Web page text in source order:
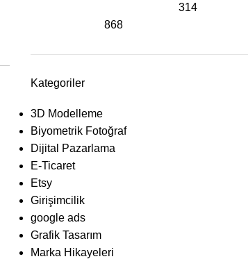
868
314
Kategoriler
3D Modelleme
Biyometrik Fotoğraf
Dijital Pazarlama
E-Ticaret
Etsy
Girişimcilik
google ads
Grafik Tasarım
Marka Hikayeleri